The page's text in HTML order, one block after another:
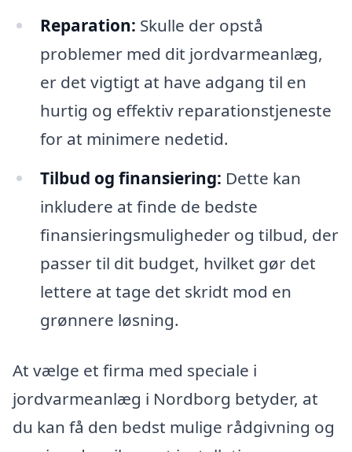
Reparation: Skulle der opstå
problemer med dit jordvarmeanlæg,
er det vigtigt at have adgang til en
hurtig og effektiv reparationstjeneste
for at minimere nedetid.
Tilbud og finansiering: Dette kan
inkludere at finde de bedste
finansieringsmuligheder og tilbud, der
passer til dit budget, hvilket gør det
lettere at tage det skridt mod en
grønnere løsning.
At vælge et firma med speciale i
jordvarmeanlæg i Nordborg betyder, at
du kan få den bedst mulige rådgivning og